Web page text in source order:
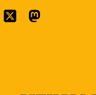
Skip
to
Icon
Mastodon